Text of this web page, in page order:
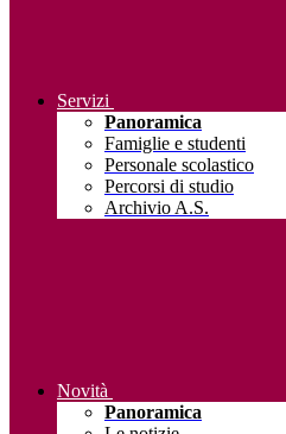
Servizi
Panoramica
Famiglie e studenti
Personale scolastico
Percorsi di studio
Archivio A.S.
Novità
Panoramica